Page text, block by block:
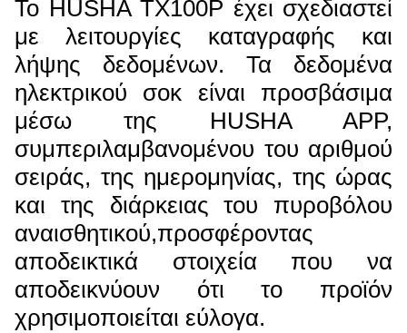
Το HUSHA TX100P έχει σχεδιαστεί
με λειτουργίες καταγραφής και
λήψης δεδομένων. Τα δεδομένα
ηλεκτρικού σοκ είναι προσβάσιμα
μέσω της HUSHA APP,
συμπεριλαμβανομένου του αριθμού
σειράς, της ημερομηνίας, της ώρας
και της διάρκειας του πυροβόλου
αναισθητικού,προσφέροντας
αποδεικτικά στοιχεία που να
αποδεικνύουν ότι το προϊόν
χρησιμοποιείται εύλογα.